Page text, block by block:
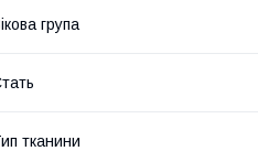
група
тканини